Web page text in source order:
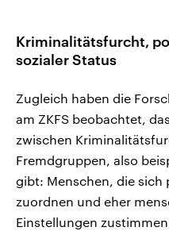
Kriminalitätsfurcht,
sozialer Status
Zugleich haben die
am ZKFS beobachtet,
zwischen
Fremdgruppen, also
gibt: Menschen, die
zuordnen und eher
Einstellungen